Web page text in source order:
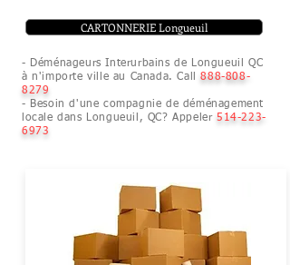
- Déménageurs Interurbains de Longueuil QC
à n'importe ville au Canada. Call888-808-
8279
- Besoin d'une compagnie de déménagement
locale dans Longueuil, QC? Appeler514-223-
6973
CARTONNERIE Longueuil